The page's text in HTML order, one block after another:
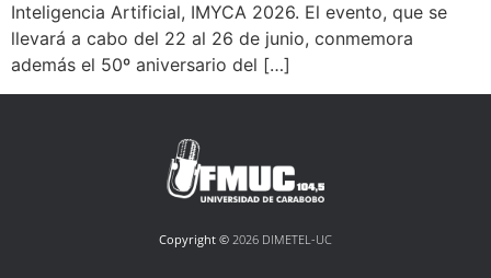
Inteligencia Artificial, IMYCA 2026. El evento, que se
llevará a cabo del 22 al 26 de junio, conmemora
además el 50º aniversario del […]
Copyright © 2026 DIMETEL-UC